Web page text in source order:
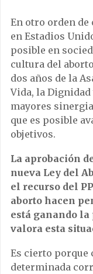
En otro orden
en Estadios
posible en
cultura del
dos años de la
Vida, la
mayores
que es posible
objetivos.
La aprobación
nueva Ley del
el recurso del
aborto hacen
está ganando la
valora esta
Es cierto porque
determinada